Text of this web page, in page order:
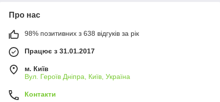
Про нас
98% позитивних з 638 відгуків за рік
Працює з 31.01.2017
м. Київ
Вул. Героїв Дніпра, Київ, Україна
Контакти